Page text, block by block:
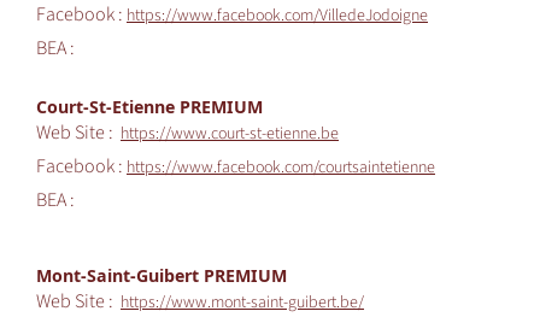
Facebook :https://www.facebook.com/VilledeJodoigne
BEA :
Court-St-Etienne PREMIUM
Web Site : https://www.court-st-etienne.be
Facebook :https://www.facebook.com/courtsaintetienne
BEA :
Mont-Saint-Guibert PREMIUM
Web Site : https://www.mont-saint-guibert.be/